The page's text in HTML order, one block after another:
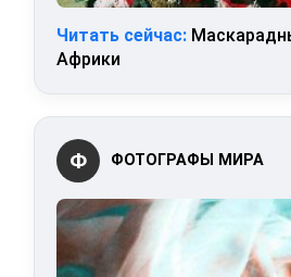
Читать сейчас:
Африки
Ф ФОТОГРАФЫ МИРА